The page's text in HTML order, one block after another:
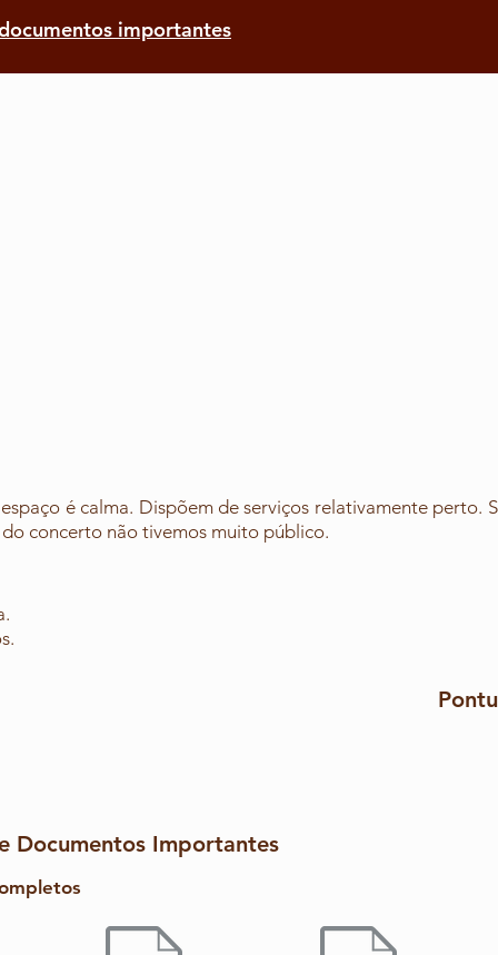
importantes
é calma. Dispõem de serviços relativamente
concerto não tivemos muito público.
Documentos Importantes